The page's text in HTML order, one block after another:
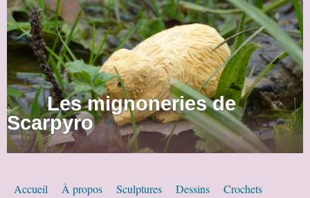
Les mignoneries de
Scarpyro
Accueil À propos Sculptures Dessins Crochets